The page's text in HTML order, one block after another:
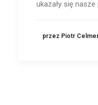
ukazały się nasze
przez Piotr